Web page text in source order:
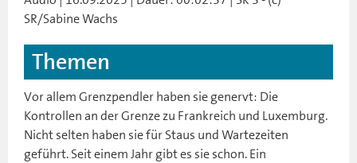
SR/Sabine Wachs
Themen
Vor allem Grenzpendler haben sie genervt: Die
Kontrollen an der Grenze zu Frankreich und Luxemburg.
Nicht selten haben sie für Staus und Wartezeiten
geführt. Seit einem Jahr gibt es sie schon. Ein